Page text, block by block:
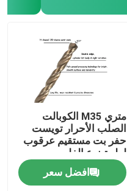
متري M35 الكوبالت
الصلب الأحرار تويست
حفر بت مستقيم عرقوب
لولبية نوع الفلوت
افضل سعر